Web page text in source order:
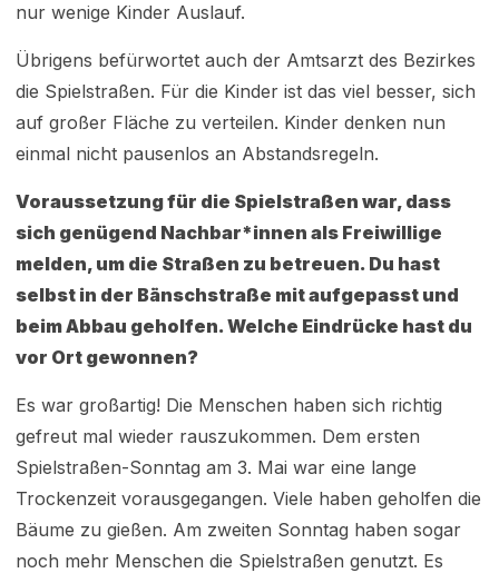
nur wenige Kinder Auslauf.
Übrigens befürwortet auch der Amtsarzt des Bezirkes
die Spielstraßen. Für die Kinder ist das viel besser, sich
auf großer Fläche zu verteilen. Kinder denken nun
einmal nicht pausenlos an Abstandsregeln.
Voraussetzung für die Spielstraßen war, dass
sich genügend Nachbar*innen als Freiwillige
melden, um die Straßen zu betreuen. Du hast
selbst in der Bänschstraße mit aufgepasst und
beim Abbau geholfen. Welche Eindrücke hast du
vor Ort gewonnen?
Es war großartig! Die Menschen haben sich richtig
gefreut mal wieder rauszukommen. Dem ersten
Spielstraßen-Sonntag am 3. Mai war eine lange
Trockenzeit vorausgegangen. Viele haben geholfen die
Bäume zu gießen. Am zweiten Sonntag haben sogar
noch mehr Menschen die Spielstraßen genutzt. Es